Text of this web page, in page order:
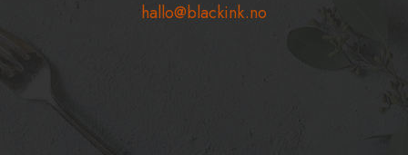
hallo@blackink.no